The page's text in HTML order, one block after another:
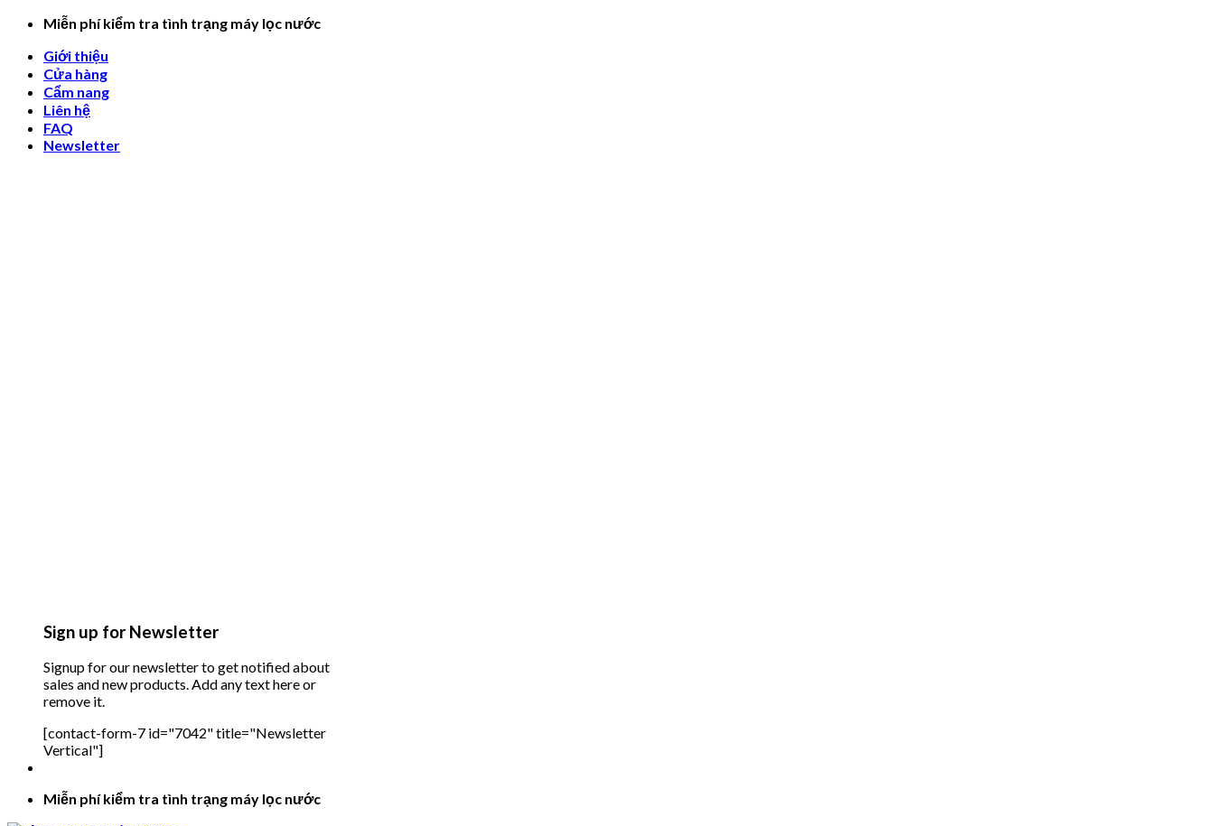
Skip
content
Miễn phí kiểm tra tình trạng máy lọc nước
Giới thiệu
Cửa hàng
Cẩm nang
Liên hệ
FAQ
Newsletter
Sign up for Newsletter
Signup for our newsletter to get notified about
sales and new products. Add any text here or
remove it.
[contact-form-7 id="7042" title="Newsletter
Vertical"]
Miễn phí kiểm tra tình trạng máy lọc nước